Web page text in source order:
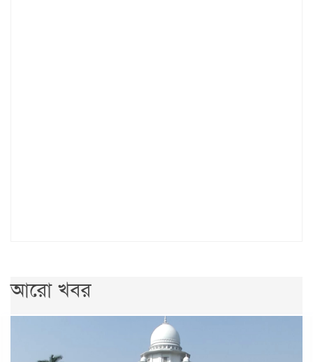
আরো খবর